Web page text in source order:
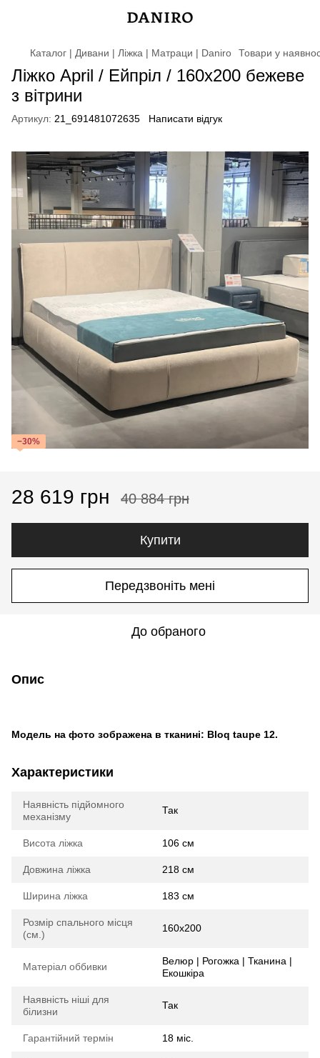
Каталог | Дивани | Ліжка | Матраци | Daniro Товари у
Ліжко April / Ейпріл / 160х200 бежеве
з вітрини
Артикул: 21_691481072635 Написати відгук
−30%
28 619 грн 40 884 грн
Купити
Передзвоніть мені
До обраного
Опис
Модель на фото зображена в тканині: Bloq taupe 12.
Характеристики
Наявність підйомного
механізму
Так
Висота ліжка 106 см
Довжина ліжка 218 см
Ширина ліжка 183 см
Розмір спального місця
(см.)
160х200
Матеріал оббивки
Велюр | Рогожка | Тканина |
Екошкіра
Наявність ніші для
білизни
Так
Гарантійний термін 18 міс.